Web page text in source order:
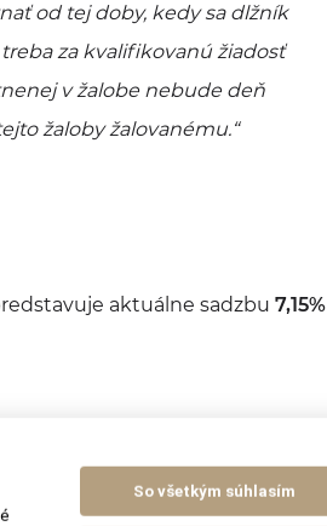
od tej doby, kedy sa dlžník
za kvalifikovanú žiadosť
v žalobe nebude deň
žaloby žalovanému.“
aktuálne sadzbu 7,15%
So všetkým súhlasím